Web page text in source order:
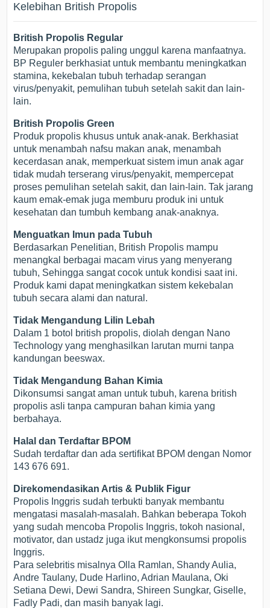
Kelebihan British Propolis
British Propolis Regular
Merupakan propolis paling unggul karena manfaatnya.
BP Reguler berkhasiat untuk membantu meningkatkan
stamina, kekebalan tubuh terhadap serangan
virus/penyakit, pemulihan tubuh setelah sakit dan lain-
lain.
British Propolis Green
Produk propolis khusus untuk anak-anak. Berkhasiat
untuk menambah nafsu makan anak, menambah
kecerdasan anak, memperkuat sistem imun anak agar
tidak mudah terserang virus/penyakit, mempercepat
proses pemulihan setelah sakit, dan lain-lain. Tak jarang
kaum emak-emak juga memburu produk ini untuk
kesehatan dan tumbuh kembang anak-anaknya.
Menguatkan Imun pada Tubuh
Berdasarkan Penelitian, British Propolis mampu
menangkal berbagai macam virus yang menyerang
tubuh, Sehingga sangat cocok untuk kondisi saat ini.
Produk kami dapat meningkatkan sistem kekebalan
tubuh secara alami dan natural.
Tidak Mengandung Lilin Lebah
Dalam 1 botol british propolis, diolah dengan Nano
Technology yang menghasilkan larutan murni tanpa
kandungan beeswax.
Tidak Mengandung Bahan Kimia
Dikonsumsi sangat aman untuk tubuh, karena british
propolis asli tanpa campuran bahan kimia yang
berbahaya.
Halal dan Terdaftar BPOM
Sudah terdaftar dan ada sertifikat BPOM dengan Nomor
143 676 691.
Direkomendasikan Artis & Publik Figur
Propolis Inggris sudah terbukti banyak membantu
mengatasi masalah-masalah. Bahkan beberapa Tokoh
yang sudah mencoba Propolis Inggris, tokoh nasional,
motivator, dan ustadz juga ikut mengkonsumsi propolis
Inggris.
Para selebritis misalnya Olla Ramlan, Shandy Aulia,
Andre Taulany, Dude Harlino, Adrian Maulana, Oki
Setiana Dewi, Dewi Sandra, Shireen Sungkar, Giselle,
Fadly Padi, dan masih banyak lagi.